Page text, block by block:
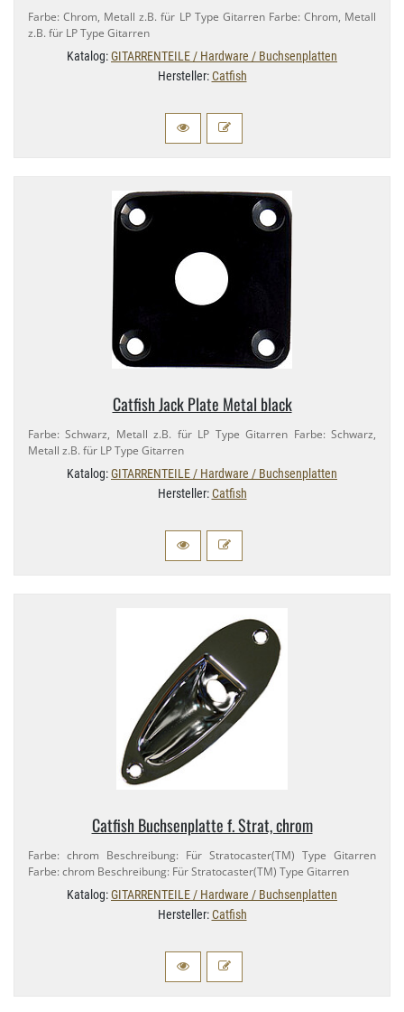
Farbe: Chrom, Metall z.​B. für LP Type Gitarren Farbe: Chrom, Metall
z.​B. für LP Type Gitarren
Katalog:GITARRENTEILE / Hardware / Buchsenplatten
Hersteller:Catfish
Catfish Jack Plate Metal black
Farbe: Schwarz, Metall z.​B. für LP Type Gitarren Farbe: Schwarz,
Metall z.​B. für LP Type Gitarren
Katalog:GITARRENTEILE / Hardware / Buchsenplatten
Hersteller:Catfish
Catfish Buchsenplatte f. Strat, chrom
Farbe: chrom Beschreibung: Für Stratocaster(TM) Type Gitarren
Farbe: chrom Beschreibung: Für Stratocaster(TM) Type Gitarren
Katalog:GITARRENTEILE / Hardware / Buchsenplatten
Hersteller:Catfish